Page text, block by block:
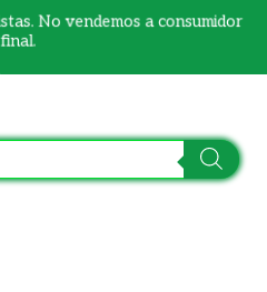
No vendemos a consumidor
final.